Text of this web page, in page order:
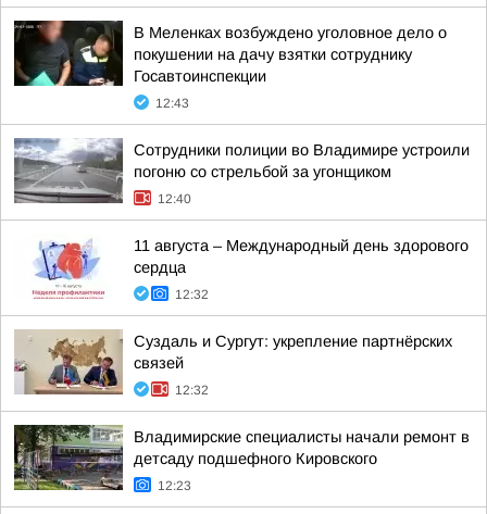
В Меленках возбуждено уголовное дело о
покушении на дачу взятки сотруднику
Госавтоинспекции
12:43
Сотрудники полиции во Владимире устроили
погоню со стрельбой за угонщиком
12:40
11 августа – Международный день здорового
сердца
12:32
Суздаль и Сургут: укрепление партнёрских
связей
12:32
Владимирские специалисты начали ремонт в
детсаду подшефного Кировского
12:23